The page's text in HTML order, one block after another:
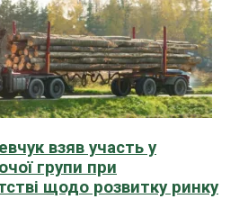
взяв участь у
групи при
щодо розвитку ринку